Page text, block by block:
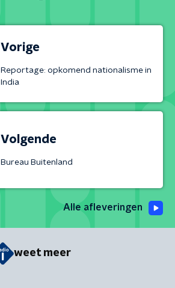
Vorige
Reportage: opkomend nationalisme in
India
Volgende
Bureau Buitenland
Alle afleveringen
weet meer